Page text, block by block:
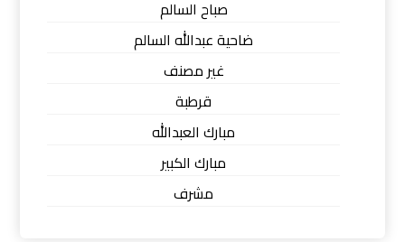
صباح السالم
ضاحية عبدالله السالم
غير مصنف
قرطبة
مبارك العبدالله
مبارك الكبير
مشرف